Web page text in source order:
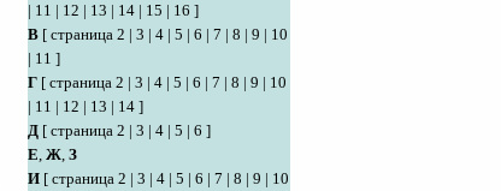
| 11 | 12 | 13 | 14 | 15 | 16 ]
В [ страница 2 | 3 | 4 | 5 | 6 | 7 | 8 | 9 | 10
| 11 ]
Г [ страница 2 | 3 | 4 | 5 | 6 | 7 | 8 | 9 | 10
| 11 | 12 | 13 | 14 ]
Д [ страница 2 | 3 | 4 | 5 | 6 ]
Е, Ж, З
И [ страница 2 | 3 | 4 | 5 | 6 | 7 | 8 | 9 | 10